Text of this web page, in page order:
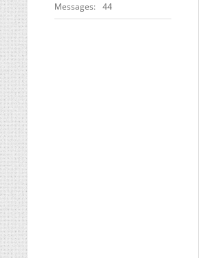
Messages 44